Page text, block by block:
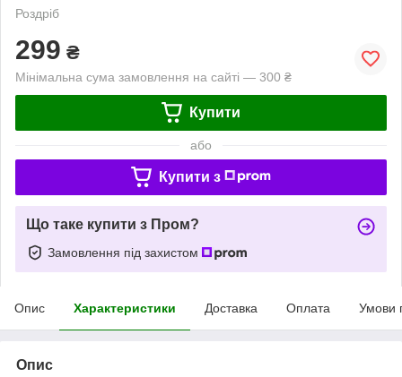
Роздріб
299 ₴
Мінімальна сума замовлення на сайті — 300 ₴
Купити
або
Купити з
Що таке купити з Пром?
Замовлення під захистом
Опис Характеристики Доставка Оплата Умови
Опис